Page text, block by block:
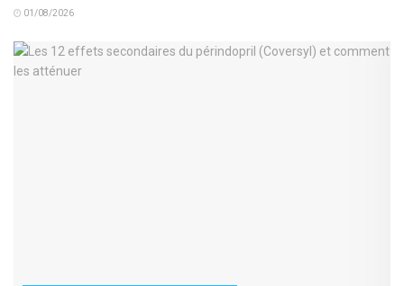
01/08/2026